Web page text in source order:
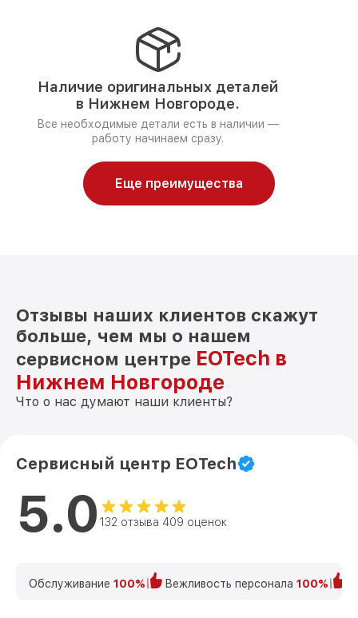
Наличие оригинальных деталей
в Нижнем Новгороде.
Все необходимые детали есть в наличии —
работу начинаем сразу.
Еще преимущества
Отзывы наших клиентов скажут
больше, чем мы о нашем
сервисном центре EOTech в
Нижнем Новгороде
Что о нас думают наши клиенты?
Сервисный центр EOTech
5.0 132 отзыва 409 оценок
Обслуживание 100% Вежливость персонала 100%